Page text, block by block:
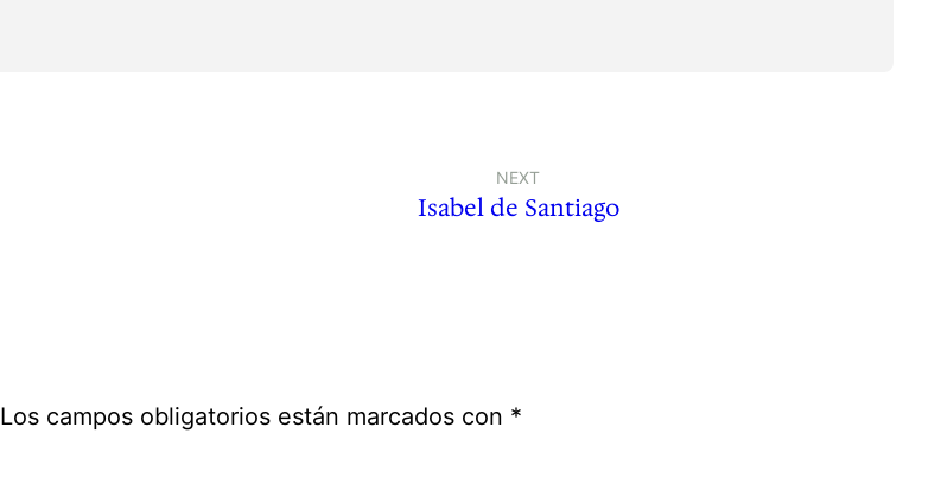
NEXT
Isabel de Santiago
Los campos obligatorios están marcados con *